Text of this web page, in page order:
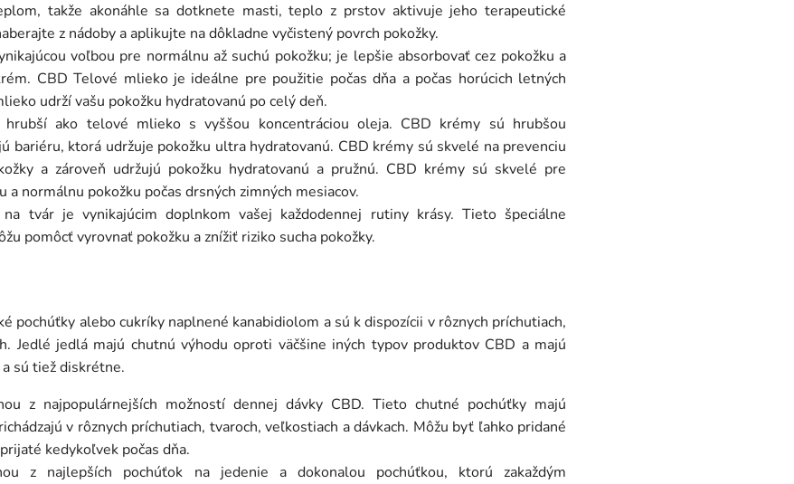
takže akonáhle sa dotknete masti, teplo z prstov aktivuje jeho terapeutické
z nádoby a aplikujte na dôkladne vyčistený povrch pokožky.
voľbou pre normálnu až suchú pokožku; je lepšie absorbovať cez pokožku a
CBD Telové mlieko je ideálne pre použitie počas dňa a počas horúcich letných
udrží vašu pokožku hydratovanú po celý deň.
ako telové mlieko s vyššou koncentráciou oleja. CBD krémy sú hrubšou
bariéru, ktorá udržuje pokožku ultra hydratovanú. CBD krémy sú skvelé na prevenciu
a zároveň udržujú pokožku hydratovanú a pružnú. CBD krémy sú skvelé pre
a normálnu pokožku počas drsných zimných mesiacov.
tvár je vynikajúcim doplnkom vašej každodennej rutiny krásy. Tieto špeciálne
pomôcť vyrovnať pokožku a znížiť riziko sucha pokožky.
pochúťky alebo cukríky naplnené kanabidiolom a sú k dispozícii v rôznych príchutiach,
Jedlé jedlá majú chutnú výhodu oproti väčšine iných typov produktov CBD a majú
sú tiež diskrétne.
z najpopulárnejších možností dennej dávky CBD. Tieto chutné pochúťky majú
v rôznych príchutiach, tvaroch, veľkostiach a dávkach. Môžu byť ľahko pridané
kedykoľvek počas dňa.
z najlepších pochúťok na jedenie a dokonalou pochúťkou, ktorú zakaždým